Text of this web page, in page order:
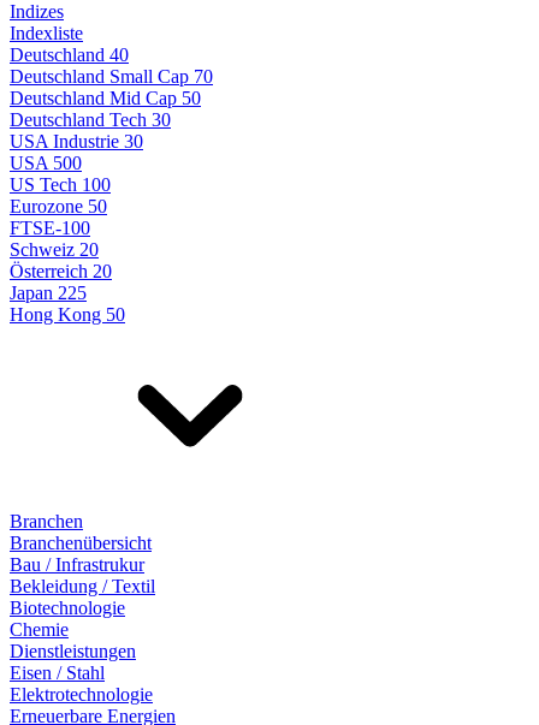
Indizes
Indexliste
Deutschland 40
Deutschland Small Cap 70
Deutschland Mid Cap 50
Deutschland Tech 30
USA Industrie 30
USA 500
US Tech 100
Eurozone 50
FTSE-100
Schweiz 20
Österreich 20
Japan 225
Hong Kong 50
Branchen
Branchenübersicht
Bau / Infrastrukur
Bekleidung / Textil
Biotechnologie
Chemie
Dienstleistungen
Eisen / Stahl
Elektrotechnologie
Erneuerbare Energien